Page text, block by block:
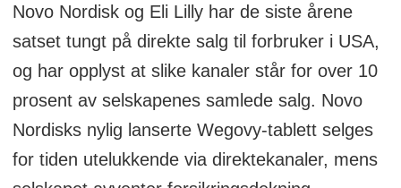
Novo Nordisk og Eli Lilly har de siste årene
satset tungt på direkte salg til forbruker i USA,
og har opplyst at slike kanaler står for over 10
prosent av selskapenes samlede salg. Novo
Nordisks nylig lanserte Wegovy-tablett selges
for tiden utelukkende via direktekanaler, mens